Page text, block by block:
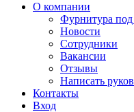
О компании
Фурнитура под
Новости
Сотрудники
Вакансии
Отзывы
Написать
Контакты
Вход